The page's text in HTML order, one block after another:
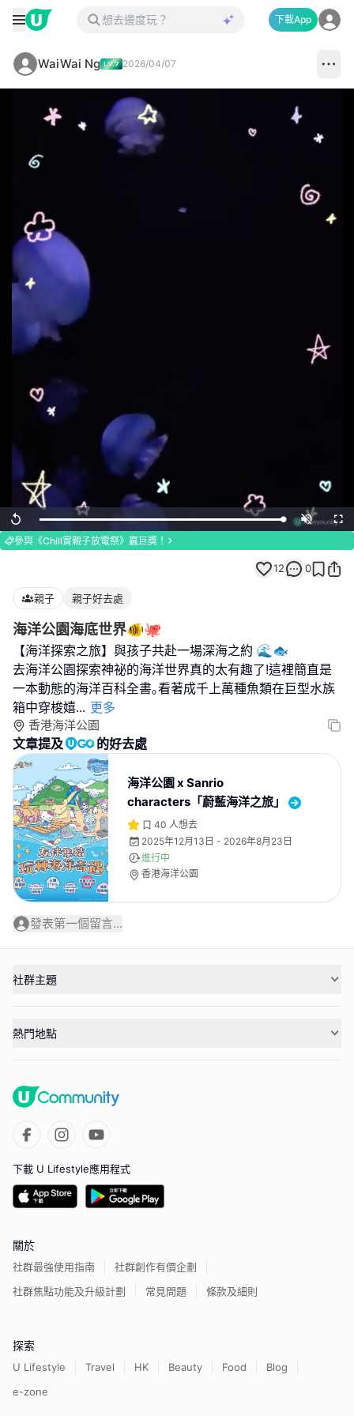
下載App
WaiWai Ng 2026/04/07
Replay Loaded:
100.00%
Unmute
參與《Chill賞親子放電祭》贏巨獎！
12 0
親子 親子好去處
海洋公園海底世界🐠🐙
【海洋探索之旅】與孩子共赴一場深海之約 🌊🐟
去海洋公園探索神祕的海洋世界真的太有趣了!這裡簡直是
一本動態的海洋百科全書｡看著成千上萬種魚類在巨型水族
箱中穿梭嬉... 更多
香港海洋公園
文章提及 的好去處
海洋公園 x Sanrio
characters「蔚藍海洋之旅」
40 人想去
2025年12月13日 - 2026年8月23日
進行中
香港海洋公園
發表第一個留言...
社群主題
熱門地點
下載 U Lifestyle應用程式
關於
社群最強使用指南
社群創作有價企劃
社群焦點功能及升級計劃
常見問題 條款及細則
探索
U Lifestyle Travel HK Beauty Food
Blog
e-zone